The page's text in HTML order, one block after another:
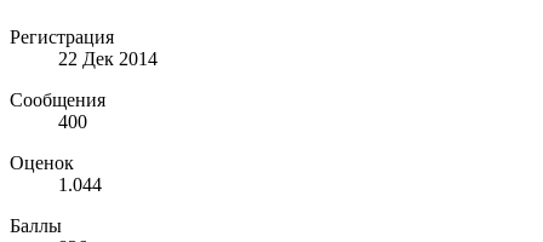
Регистрация
22 Дек 2014
Сообщения
400
Оценок
1.044
Баллы